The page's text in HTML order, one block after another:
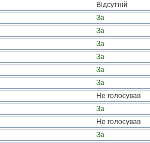
Відсутній
За
За
За
За
За
За
Не голосував
За
Не голосував
За